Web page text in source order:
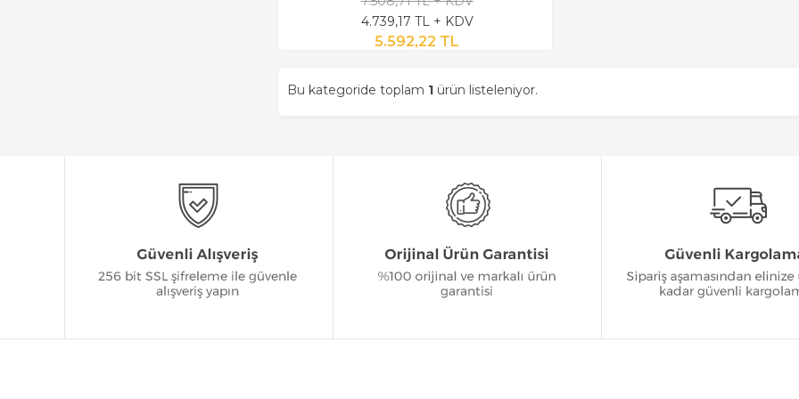
4.739,17 TL + KDV
5.592,22 TL
Bu kategoride toplam 1 ürün listeleniyor.